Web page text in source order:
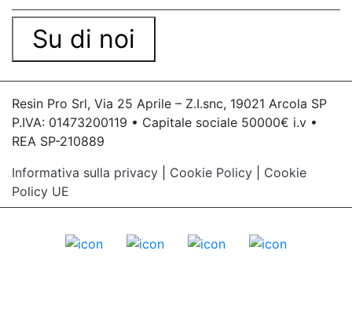
Su di noi
Resin Pro Srl, Via 25 Aprile – Z.I.snc, 19021 Arcola SP
P.IVA: 01473200119 • Capitale sociale 50000€ i.v •
REA SP-210889
Informativa sulla privacy
Cookie Policy
Cookie
Policy UE